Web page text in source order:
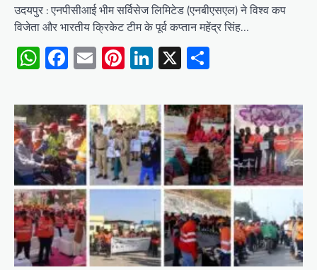
उदयपुर : एनपीसीआई भीम सर्विसेज लिमिटेड (एनबीएसएल) ने विश्व कप
विजेता और भारतीय क्रिकेट टीम के पूर्व कप्तान महेंद्र सिंह…
WhatsApp
Facebook
EmailPinterest
LinkedIn
X